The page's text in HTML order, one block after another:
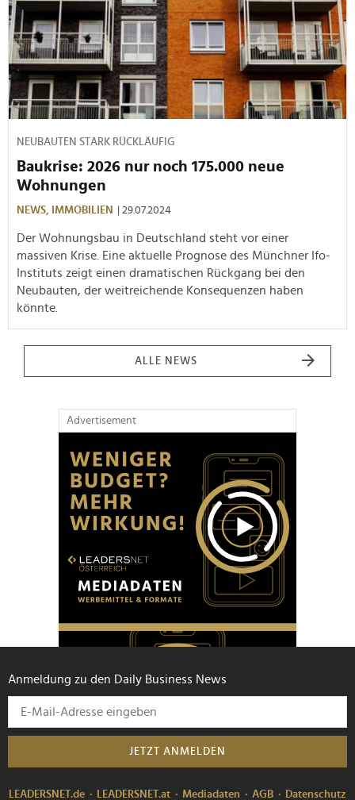
NEUBAUTEN STARK RÜCKLÄUFIG
Baukrise: 2026 nur noch 175.000 neue
Wohnungen
NEWS, IMMOBILIEN | 29.07.2024
Der Wohnungsbau in Deutschland steht vor einer
massiven Krise. Eine aktuelle Prognose des Münchner Ifo-
Instituts zeigt einen dramatischen Rückgang bei den
Neubauten, der weitreichende Konsequenzen haben
könnte.
ALLE NEWS
Advertisement
Anmeldung zu den Daily Business News
JETZT ANMELDEN
LEADERSNET.de LEADERSNET.at Mediadaten AGB Datenschutz